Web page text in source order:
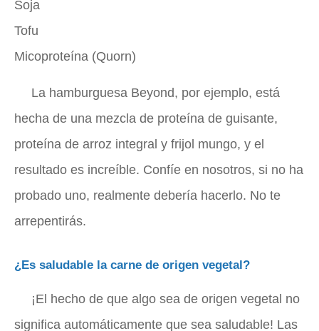
Soja
Tofu
Micoproteína (Quorn)
La hamburguesa Beyond, por ejemplo, está
hecha de una mezcla de proteína de guisante,
proteína de arroz integral y frijol mungo, y el
resultado es increíble. Confíe en nosotros, si no ha
probado uno, realmente debería hacerlo. No te
arrepentirás.
¿Es saludable la carne de origen vegetal?
¡El hecho de que algo sea de origen vegetal no
significa automáticamente que sea saludable! Las